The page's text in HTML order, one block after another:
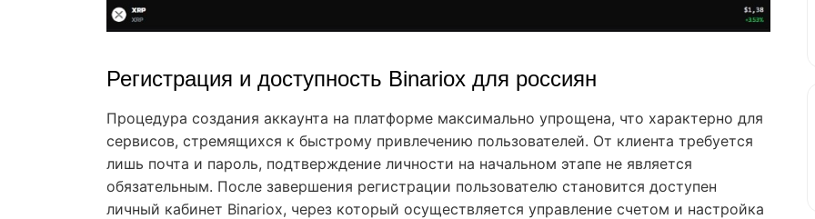
Регистрация и доступность Binariox для россиян
Процедура создания аккаунта на платформе максимально упрощена, что характерно для
сервисов, стремящихся к быстрому привлечению пользователей. От клиента требуется
лишь почта и пароль, подтверждение личности на начальном этапе не является
обязательным. После завершения регистрации пользователю становится доступен
личный кабинет Binariox, через который осуществляется управление счетом и настройка